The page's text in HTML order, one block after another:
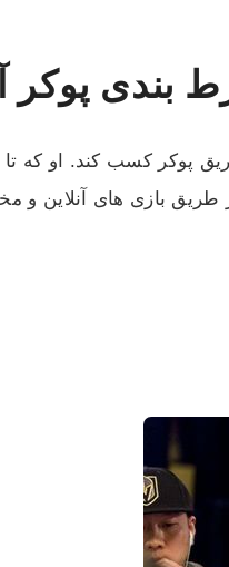
پوکر
کسب کند. او که تا
بازی های آنلاین و